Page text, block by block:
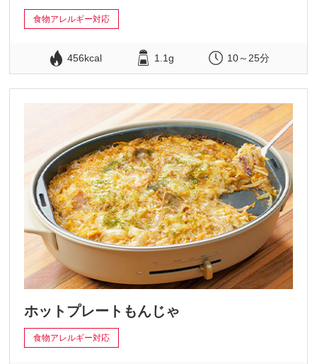
食物アレルギー対応
456kcal 1.1g 10～25分
ホットプレートもんじゃ
食物アレルギー対応